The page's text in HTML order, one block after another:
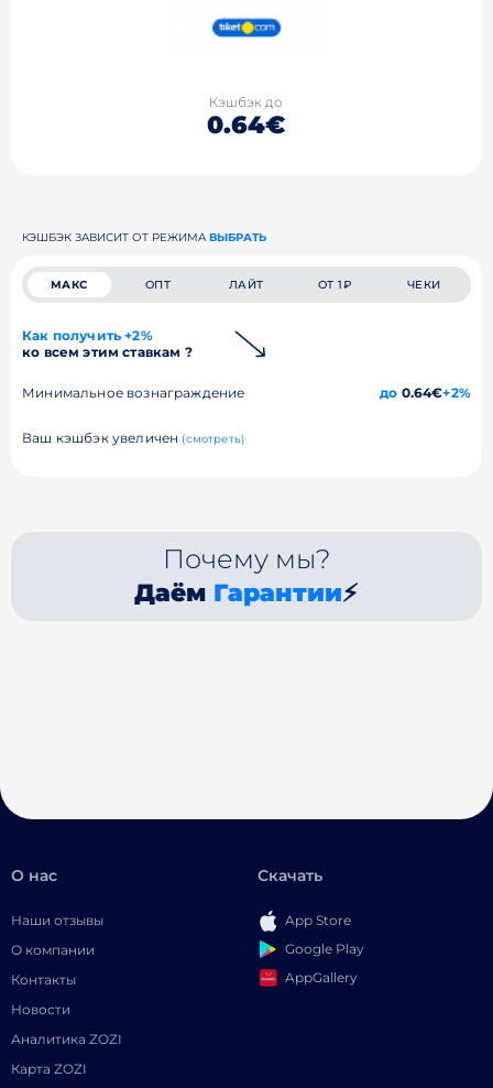
Кэшбэк до
0.64€
КЭШБЭК ЗАВИСИТ ОТ РЕЖИМА ВЫБРАТЬ
МАКС ОПТ ЛАЙТ ОТ 1₽ ЧЕКИ
Как получить +2%
ко всем этим ставкам ?
Минимальное вознаграждение до 0.64€+2%
Ваш кэшбэк увеличен (смотреть)
Почему мы?
Даём Гарантии⚡
О нас
Наши отзывы
О компании
Контакты
Новости
Аналитика ZOZI
Карта ZOZI
Скачать
App Store
Google Play
AppGallery